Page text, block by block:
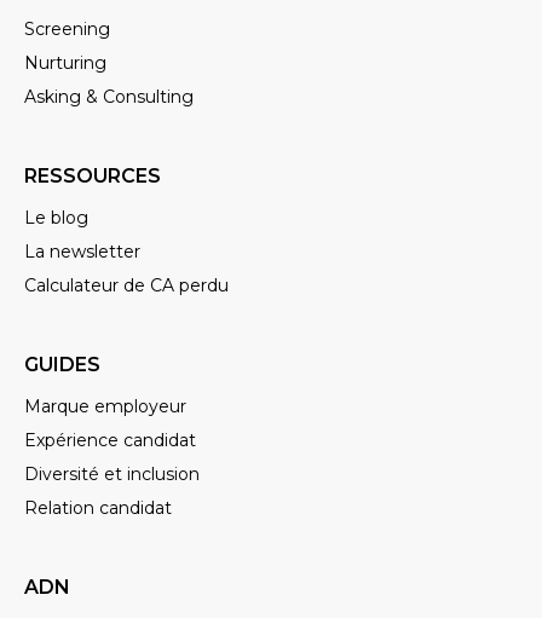
positif/ axes d’amélioration/ positif,
tout en restant très franc.
peu plus sur un aspect technique
compétences du recruteur, en
général, les managers sont souvent
très enclins à prendre cinq minutes
le candidat ressorte avec quelque
chose et que nous aussi, car c’est
super instructif de le faire.
Et du coup, quelles sont les
Screening
Nurturing
Asking & Consulting
RESSOURCES
Le blog
La newsletter
Calculateur de CA perdu
GUIDES
Marque employeur
Expérience candidat
Diversité et inclusion
Relation candidat
ADN